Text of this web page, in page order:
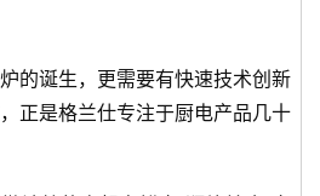
的诞生，更需要有快速技术创新
正是格兰仕专注于厨电产品几十